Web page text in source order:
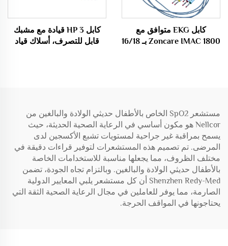
كابل EKG متوافق مع
Zoncare IMAC 1800 بـ 16/18
كابل HP 3 قيادة مع مشبك
قابل للتصرف، أسلاك قياد
مستشعر SpO2 الخاص بالأطفال حديثي الولادة والبالغين من
Nellcor هو مكون أساسي في الرعاية الصحية الحديثة، حيث
يسمح بمراقبة غير جراحية لمستويات تشبع الأكسجين لدى
المرضى. تم تصميم هذه المستشعرات لتوفير قراءات دقيقة في
مختلف الظروف، مما يجعلها مناسبة للاستخدامات الخاصة
بالأطفال حديثي الولادة والبالغين. وبالتزام تجاه الجودة، تضمن
Shenzhen Redy-Med أن كل مستشعر يلبي المعايير الدولية
الصارمة، مما يوفر للعاملين في مجال الرعاية الصحية الثقة التي
يحتاجونها في المواقف الحرجة.